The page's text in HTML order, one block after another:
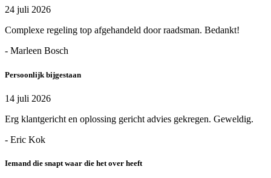
24 juli 2026
Complexe regeling top afgehandeld door raadsman. Bedankt!
- Marleen Bosch
Persoonlijk bijgestaan
14 juli 2026
Erg klantgericht en oplossing gericht advies gekregen. Geweldig.
- Eric Kok
Iemand die snapt waar die het over heeft